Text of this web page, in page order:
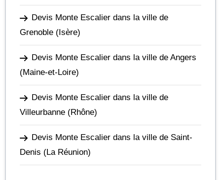
Devis Monte Escalier dans la ville de
Grenoble (Isère)
Devis Monte Escalier dans la ville de Angers
(Maine-et-Loire)
Devis Monte Escalier dans la ville de
Villeurbanne (Rhône)
Devis Monte Escalier dans la ville de Saint-
Denis (La Réunion)